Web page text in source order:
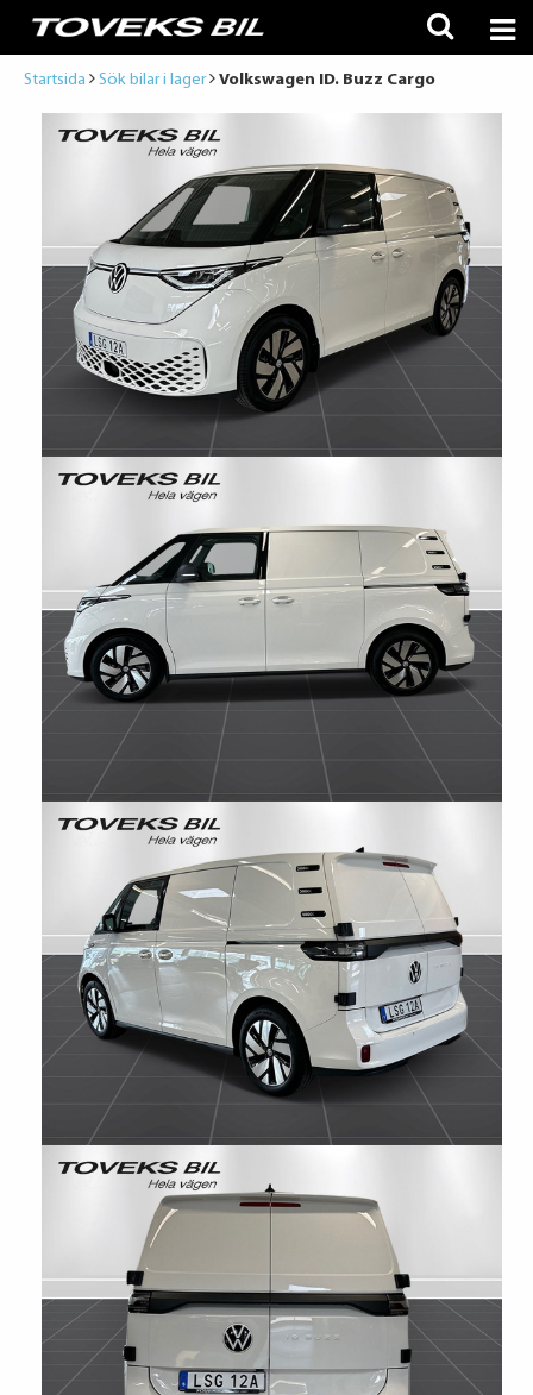
Startsida Sök bilar i lager Volkswagen ID. Buzz Cargo